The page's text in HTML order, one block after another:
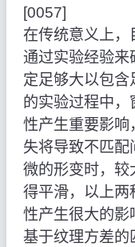
[0057]
在传统意义上，
通过实验经验来
定足够大以包含
的实验过程中，
性产生重要影响
失将导致不匹配
微的形变时，较
得平滑，以上两
性产生很大的影
基于纹理方差的